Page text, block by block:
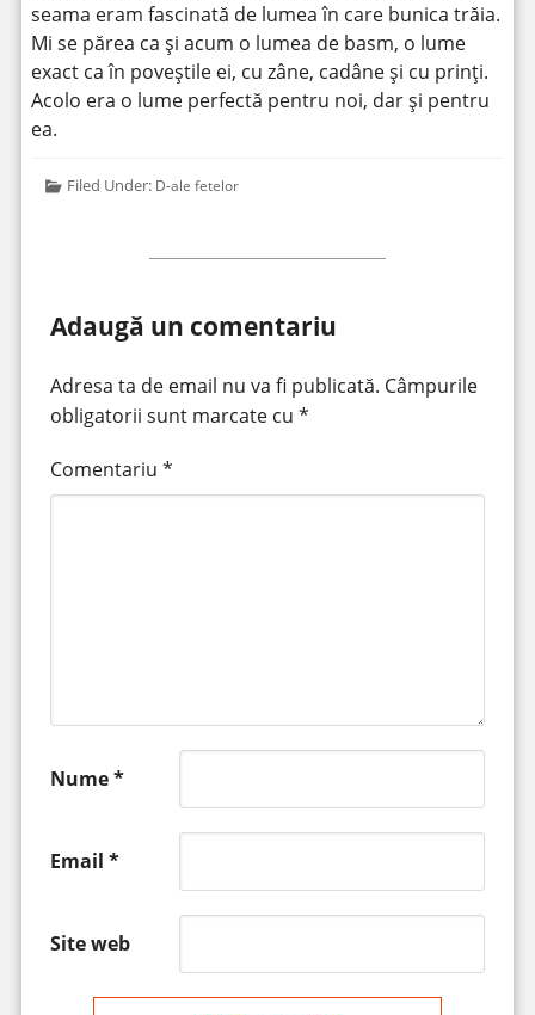
seama eram fascinată de lumea în care bunica trăia.
Mi se părea ca și acum o lumea de basm, o lume
exact ca în poveștile ei, cu zâne, cadâne și cu prinți.
Acolo era o lume perfectă pentru noi, dar și pentru
ea.
Filed Under: D-ale fetelor
Adaugă un comentariu
Adresa ta de email nu va fi publicată. Câmpurile
obligatorii sunt marcate cu *
Comentariu *
Nume*
Email *
Site web